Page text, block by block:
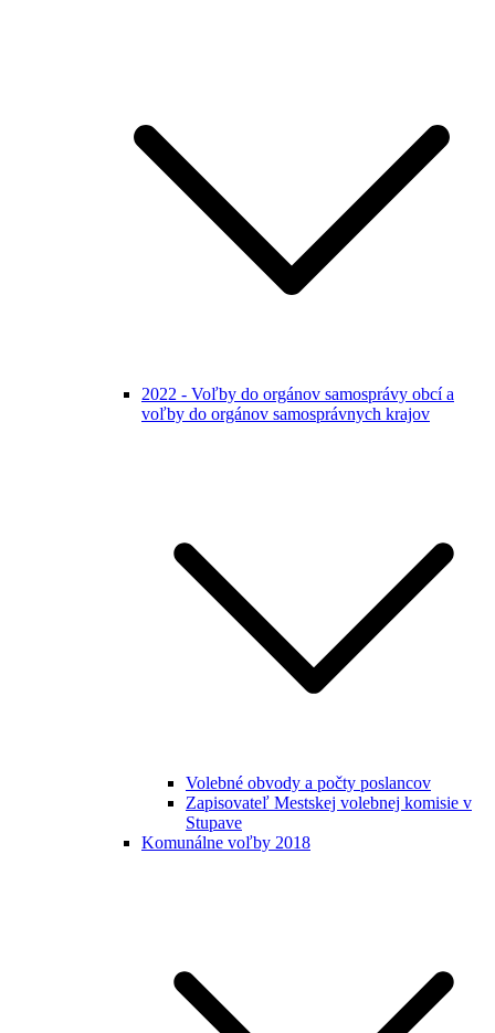
2022 - Voľby do orgánov samosprávy obcí a
voľby do orgánov samosprávnych krajov
Volebné obvody a počty poslancov
Zapisovateľ Mestskej volebnej komisie v
Stupave
Komunálne voľby 2018